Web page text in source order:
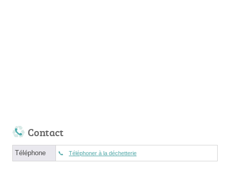
Contact
Téléphone Téléphoner à la déchetterie